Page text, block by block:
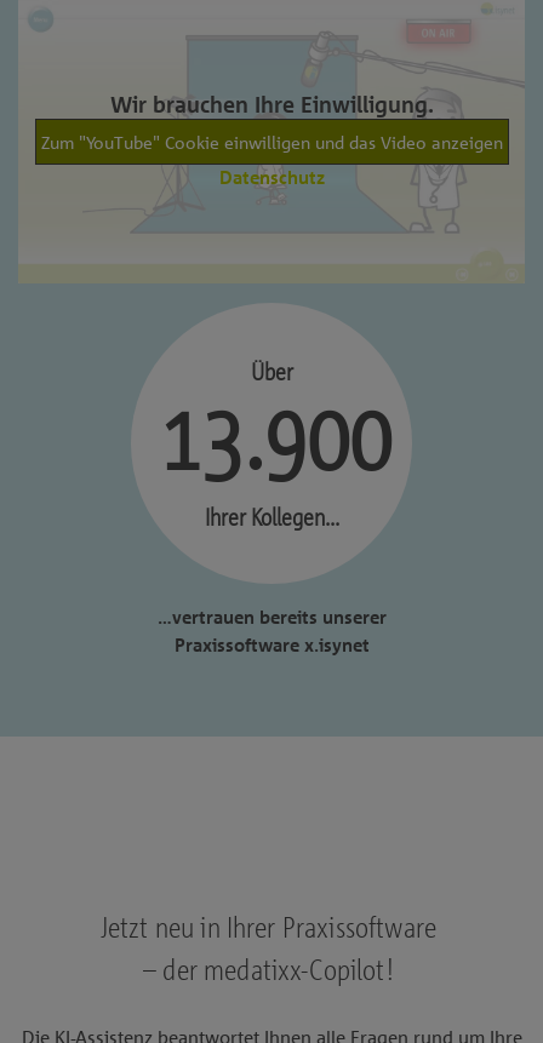
Wir brauchen Ihre Einwilligung.
Zum "YouTube" Cookie einwilligen und das Video anzeigen
Datenschutz
Über
13.900
Ihrer Kollegen...
…vertrauen bereits unserer
Praxissoftware x.isynet
Jetzt neu in Ihrer Praxissoftware
– der medatixx-Copilot!
Die KI-Assistenz beantwortet Ihnen alle Fragen rund um Ihre